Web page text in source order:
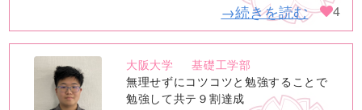
→続きを読む 4
no
image
大阪大学
基礎工学部
無理せずにコツコツと勉強することで
勉強して共テ９割達成